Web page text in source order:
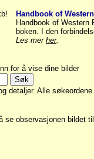
Handbook of
Handbook of
boken. I den
Les mer her.
for å vise dine bilder
detaljer. Alle
se observasjonen bildet